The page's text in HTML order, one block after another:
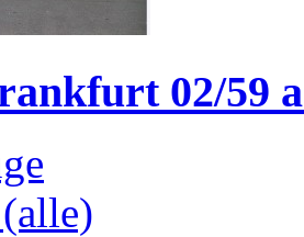
02/59